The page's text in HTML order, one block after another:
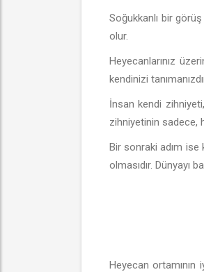
Soğukkanlı bir
olur.
Heyecanlarınız
kendinizi
İnsan kendi
zihniyetinin sadece,
Bir sonraki adım ise
olmasıdır. Dünyayı
Heyecan ortamının